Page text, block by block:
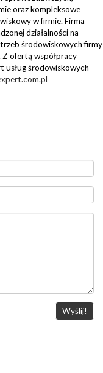
oraz kompleksowe
w firmie. Firma
działalności na
środowiskowych firmy
Z ofertą współpracy
usług środowiskowych